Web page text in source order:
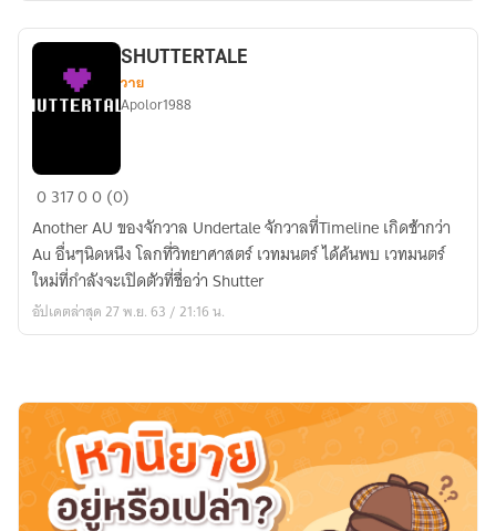
SHUTTERTALE
SHUTTERTALE
วาย
Apolor1988
031700 (0)
Another AU ของจักวาล Undertale จักวาลที่Timeline เกิดช้ากว่า
Au อื่นๆนิดหนึง โลกที่วิทยาศาสตร์ เวทมนตร์ ได้ค้นพบ เวทมนตร์
ใหม่ที่กำลังจะเปิดตัวที่ชื่อว่า Shutter
อัปเดตล่าสุด 27 พ.ย. 63 / 21:16 น.